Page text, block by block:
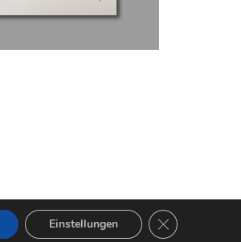
Einstellungen GDPR